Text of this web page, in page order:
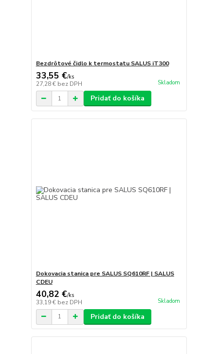
Bezdrôtové čidlo k termostatu SALUS iT300
33,55 €/ks
27,28 € bez DPH Skladom
Pridať do košíka
Dokovacia stanica pre SALUS SQ610RF | SALUS
CDEU
40,82 €/ks
33,19 € bez DPH Skladom
Pridať do košíka